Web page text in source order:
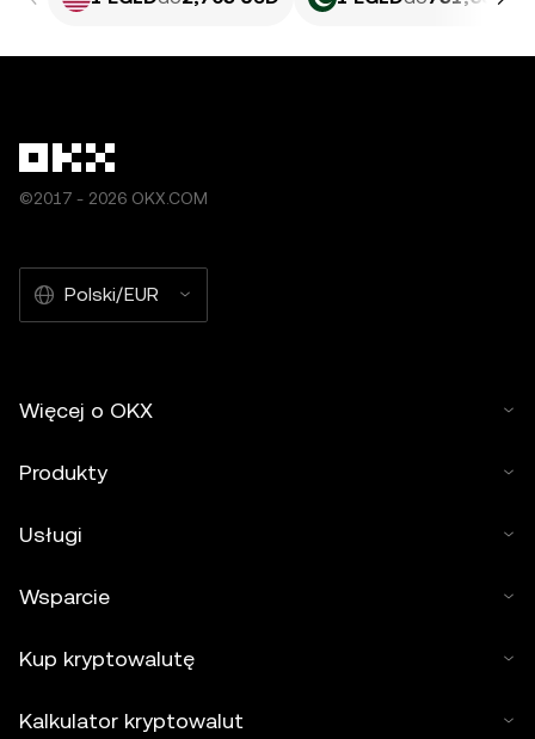
©2017 - 2026 OKX.COM
Polski/EUR
Więcej o OKX
Produkty
Usługi
Wsparcie
Kup kryptowalutę
Kalkulator kryptowalut